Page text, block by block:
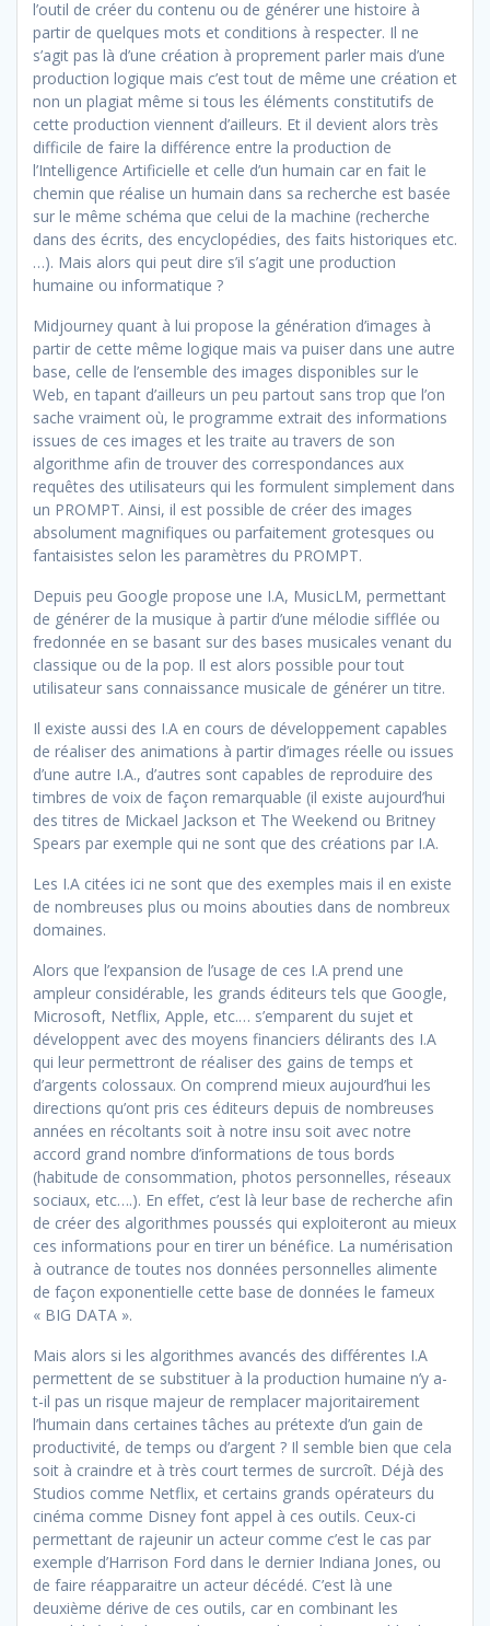
l’outil de créer du contenu ou de générer une histoire à
partir de quelques mots et conditions à respecter. Il ne
s’agit pas là d’une création à proprement parler mais d’une
production logique mais c’est tout de même une création et
non un plagiat même si tous les éléments constitutifs de
cette production viennent d’ailleurs. Et il devient alors très
difficile de faire la différence entre la production de
l’Intelligence Artificielle et celle d’un humain car en fait le
chemin que réalise un humain dans sa recherche est basée
sur le même schéma que celui de la machine (recherche
dans des écrits, des encyclopédies, des faits historiques etc.
…). Mais alors qui peut dire s’il s’agit une production
humaine ou informatique ?
Midjourney quant à lui propose la génération d’images à
partir de cette même logique mais va puiser dans une autre
base, celle de l’ensemble des images disponibles sur le
Web, en tapant d’ailleurs un peu partout sans trop que l’on
sache vraiment où, le programme extrait des informations
issues de ces images et les traite au travers de son
algorithme afin de trouver des correspondances aux
requêtes des utilisateurs qui les formulent simplement dans
un PROMPT. Ainsi, il est possible de créer des images
absolument magnifiques ou parfaitement grotesques ou
fantaisistes selon les paramètres du PROMPT.
Depuis peu Google propose une I.A, MusicLM, permettant
de générer de la musique à partir d’une mélodie sifflée ou
fredonnée en se basant sur des bases musicales venant du
classique ou de la pop. Il est alors possible pour tout
utilisateur sans connaissance musicale de générer un titre.
Il existe aussi des I.A en cours de développement capables
de réaliser des animations à partir d’images réelle ou issues
d’une autre I.A., d’autres sont capables de reproduire des
timbres de voix de façon remarquable (il existe aujourd’hui
des titres de Mickael Jackson et The Weekend ou Britney
Spears par exemple qui ne sont que des créations par I.A.
Les I.A citées ici ne sont que des exemples mais il en existe
de nombreuses plus ou moins abouties dans de nombreux
domaines.
Alors que l’expansion de l’usage de ces I.A prend une
ampleur considérable, les grands éditeurs tels que Google,
Microsoft, Netflix, Apple, etc.… s’emparent du sujet et
développent avec des moyens financiers délirants des I.A
qui leur permettront de réaliser des gains de temps et
d’argents colossaux. On comprend mieux aujourd’hui les
directions qu’ont pris ces éditeurs depuis de nombreuses
années en récoltants soit à notre insu soit avec notre
accord grand nombre d’informations de tous bords
(habitude de consommation, photos personnelles, réseaux
sociaux, etc….). En effet, c’est là leur base de recherche afin
de créer des algorithmes poussés qui exploiteront au mieux
ces informations pour en tirer un bénéfice. La numérisation
à outrance de toutes nos données personnelles alimente
de façon exponentielle cette base de données le fameux
« BIG DATA ».
Mais alors si les algorithmes avancés des différentes I.A
permettent de se substituer à la production humaine n’y a-
t-il pas un risque majeur de remplacer majoritairement
l’humain dans certaines tâches au prétexte d’un gain de
productivité, de temps ou d’argent ? Il semble bien que cela
soit à craindre et à très court termes de surcroît. Déjà des
Studios comme Netflix, et certains grands opérateurs du
cinéma comme Disney font appel à ces outils. Ceux-ci
permettant de rajeunir un acteur comme c’est le cas par
exemple d’Harrison Ford dans le dernier Indiana Jones, ou
de faire réapparaitre un acteur décédé. C’est là une
deuxième dérive de ces outils, car en combinant les